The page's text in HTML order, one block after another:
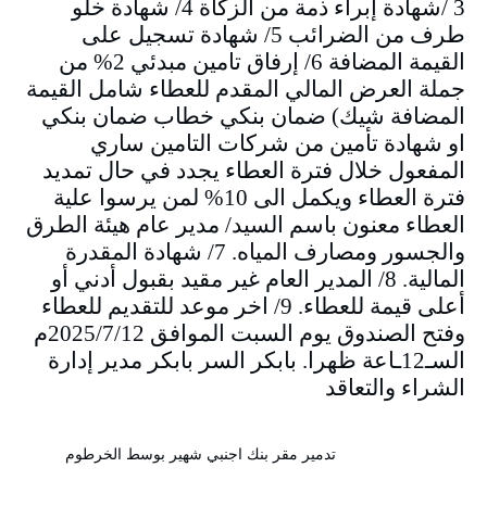
3 /شهادة إبراء ذمة من الزكاة 4/ شهادة خلو
طرف من الضرائب 5/ شهادة تسجيل على
القيمة المضافة 6/ إرفاق تامين مبدئي 2% من
جملة العرض المالي المقدم للعطاء شامل القيمة
المضافة شيك) ضمان بنكي خطاب ضمان بنكي
او شهادة تأمين من شركات التامين ساري
المفعول خلال فترة العطاء يجدد في حال تمديد
فترة العطاء ويكمل الى 10% لمن يرسوا علية
العطاء معنون باسم السيد/ مدير عام هيئة الطرق
والجسور ومصارف المياه. 7/ شهادة المقدرة
المالية. 8/ المدير العام غير مقيد بقبول أدني أو
أعلى قيمة للعطاء. 9/ اخر موعد للتقديم للعطاء
وفتح الصندوق يوم السبت الموافق 2025/7/12م
السـ12ـاعة ظهرا. بابكر السر بابكر مدير إدارة
الشراء والتعاقد
تدمير مقر بنك اجنبي شهير بوسط الخرطوم